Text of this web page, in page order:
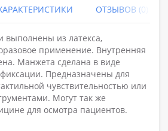
ОТЗЫВОВ (0)
выполнены из латекса,
применение. Внутренняя
Манжета сделана в виде
Предназначены для
чувствительностью или
Могут так же
для осмотра пациентов.